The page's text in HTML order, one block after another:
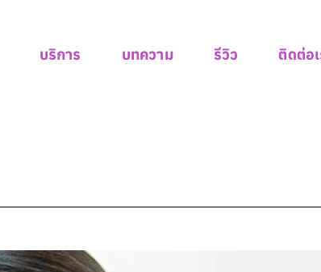
บริการ บทความ รีวิว ติดต่อ